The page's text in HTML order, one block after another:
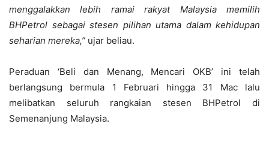
menggalakkan lebih ramai rakyat Malaysia memilih
BHPetrol sebagai stesen pilihan utama dalam kehidupan
seharian mereka,” ujar beliau.
Peraduan ‘Beli dan Menang, Mencari OKB’ ini telah
berlangsung bermula 1 Februari hingga 31 Mac lalu
melibatkan seluruh rangkaian stesen BHPetrol di
Semenanjung Malaysia.